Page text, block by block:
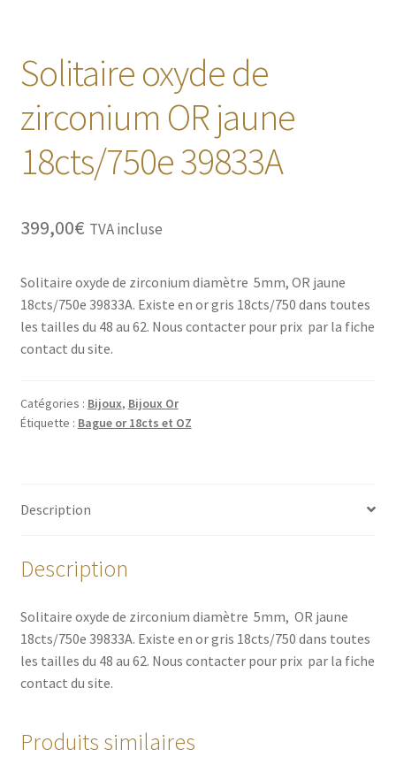
Solitaire oxyde de
zirconium OR jaune
18cts/750e 39833A
399,00€ TVA incluse
Solitaire oxyde de zirconium diamètre 5mm, OR jaune
18cts/750e 39833A. Existe en or gris 18cts/750 dans toutes
les tailles du 48 au 62. Nous contacter pour prix par la fiche
contact du site.
Catégories : Bijoux, Bijoux Or
Étiquette : Bague or 18cts et OZ
Description
Description
Solitaire oxyde de zirconium diamètre 5mm, OR jaune
18cts/750e 39833A. Existe en or gris 18cts/750 dans toutes
les tailles du 48 au 62. Nous contacter pour prix par la fiche
contact du site.
Produits similaires